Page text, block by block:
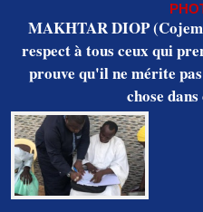
MAKHTAR DIOP
respect à tous ceux qui
prouve qu'il ne mérite
chose dans